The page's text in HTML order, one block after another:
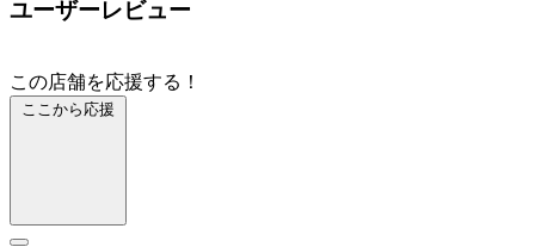
ユーザーレビュー
この店舗を応援する！
ここから応援